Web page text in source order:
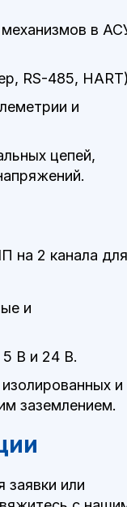
в
RS-485,
и
цепей,
на 2 канала для
и
5 В и 24 В.
и
заземлением.
заявки или